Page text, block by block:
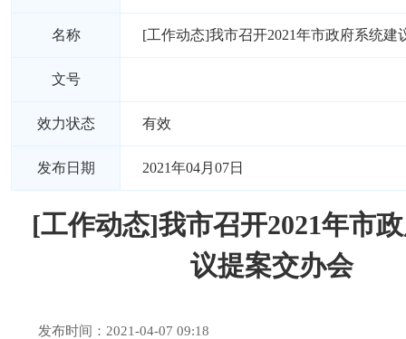
名称 [工作动态]我市召开2021年市政府系统建
文号
效力状态 有效
发布日期 2021年04月07日
[工作动态]我市召开2021年市
议提案交办会
发布时间：2021-04-07 09:18